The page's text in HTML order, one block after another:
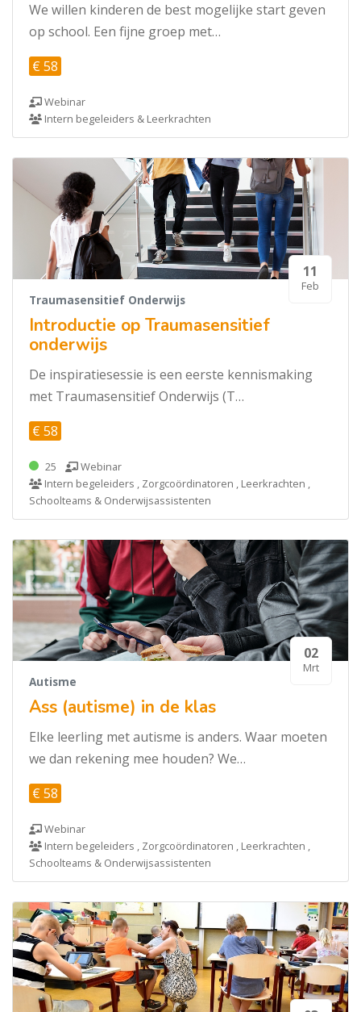
We willen kinderen de best mogelijke start geven
op school. Een fijne groep met…
€ 58
Webinar
Intern begeleiders & Leerkrachten
11
Feb
Traumasensitief Onderwijs
Introductie op Traumasensitief
onderwijs
De inspiratiesessie is een eerste kennismaking
met Traumasensitief Onderwijs (T…
€ 58
25
Webinar
Intern begeleiders , Zorgcoördinatoren , Leerkrachten ,
Schoolteams & Onderwijsassistenten
02
Mrt
Autisme
Ass (autisme) in de klas
Elke leerling met autisme is anders. Waar moeten
we dan rekening mee houden? We…
€ 58
Webinar
Intern begeleiders , Zorgcoördinatoren , Leerkrachten ,
Schoolteams & Onderwijsassistenten